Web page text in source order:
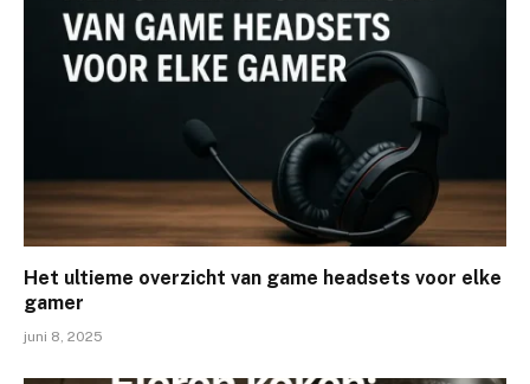
Het ultieme overzicht van game headsets voor elke
gamer
juni 8, 2025